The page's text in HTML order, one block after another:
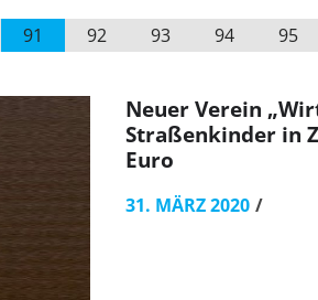
91 92 93 94 95
Neuer Verein
Straßenkinder in
Euro
31. MÄRZ 2020